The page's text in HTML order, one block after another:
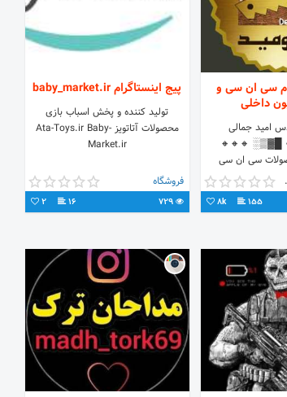
سی ان سی و
داخلی
امید جمالى
۰۹۲۲۰۸۷۸۰۲۶ █▓▒░ 🔸🔸️🔸️
سی ان سی
انواع درب کابینت
واتساپ 👇 👇
کار
155
8k
پیج اینستاگرام baby_market.ir
تولید کننده و پخش اسباب بازی
محصولات آتاتویز Ata-Toys.ir Baby-
Market.ir
فروشگاه
729
16
2